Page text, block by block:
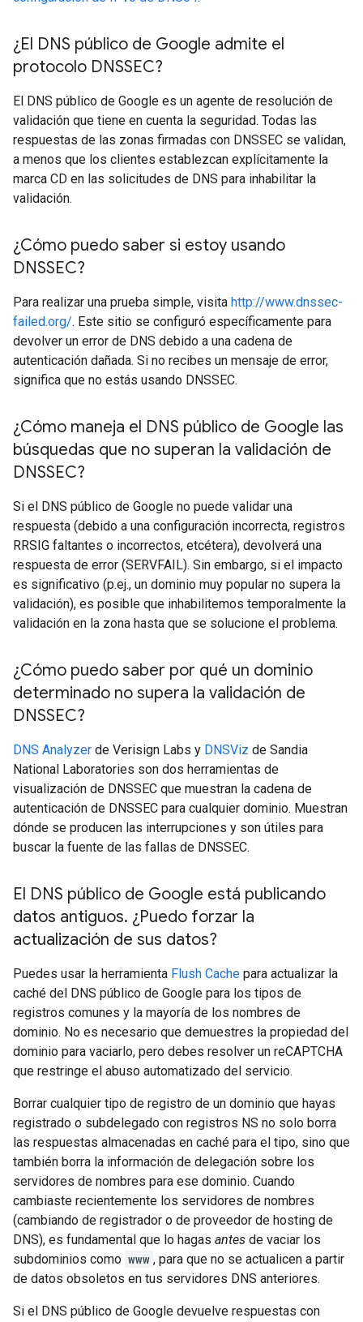
¿El DNS público de Google admite el
protocolo DNSSEC?
El DNS público de Google es un agente de resolución de
validación que tiene en cuenta la seguridad. Todas las
respuestas de las zonas firmadas con DNSSEC se validan,
a menos que los clientes establezcan explícitamente la
marca CD en las solicitudes de DNS para inhabilitar la
validación.
¿Cómo puedo saber si estoy usando
DNSSEC?
Para realizar una prueba simple, visita http://www.dnssec-
failed.org/. Este sitio se configuró específicamente para
devolver un error de DNS debido a una cadena de
autenticación dañada. Si no recibes un mensaje de error,
significa que no estás usando DNSSEC.
¿Cómo maneja el DNS público de Google las
búsquedas que no superan la validación de
DNSSEC?
Si el DNS público de Google no puede validar una
respuesta (debido a una configuración incorrecta, registros
RRSIG faltantes o incorrectos, etcétera), devolverá una
respuesta de error (SERVFAIL). Sin embargo, si el impacto
es significativo (p.ej., un dominio muy popular no supera la
validación), es posible que inhabilitemos temporalmente la
validación en la zona hasta que se solucione el problema.
¿Cómo puedo saber por qué un dominio
determinado no supera la validación de
DNSSEC?
DNS Analyzer de Verisign Labs y DNSViz de Sandia
National Laboratories son dos herramientas de
visualización de DNSSEC que muestran la cadena de
autenticación de DNSSEC para cualquier dominio. Muestran
dónde se producen las interrupciones y son útiles para
buscar la fuente de las fallas de DNSSEC.
El DNS público de Google está publicando
datos antiguos. ¿Puedo forzar la
actualización de sus datos?
Puedes usar la herramienta Flush Cache para actualizar la
caché del DNS público de Google para los tipos de
registros comunes y la mayoría de los nombres de
dominio. No es necesario que demuestres la propiedad del
dominio para vaciarlo, pero debes resolver un reCAPTCHA
que restringe el abuso automatizado del servicio.
Borrar cualquier tipo de registro de un dominio que hayas
registrado o subdelegado con registros NS no solo borra
las respuestas almacenadas en caché para el tipo, sino que
también borra la información de delegación sobre los
servidores de nombres para ese dominio. Cuando
cambiaste recientemente los servidores de nombres
(cambiando de registrador o de proveedor de hosting de
DNS), es fundamental que lo hagas antes de vaciar los
subdominios como www , para que no se actualicen a partir
de datos obsoletos en tus servidores DNS anteriores.
Si el DNS público de Google devuelve respuestas con